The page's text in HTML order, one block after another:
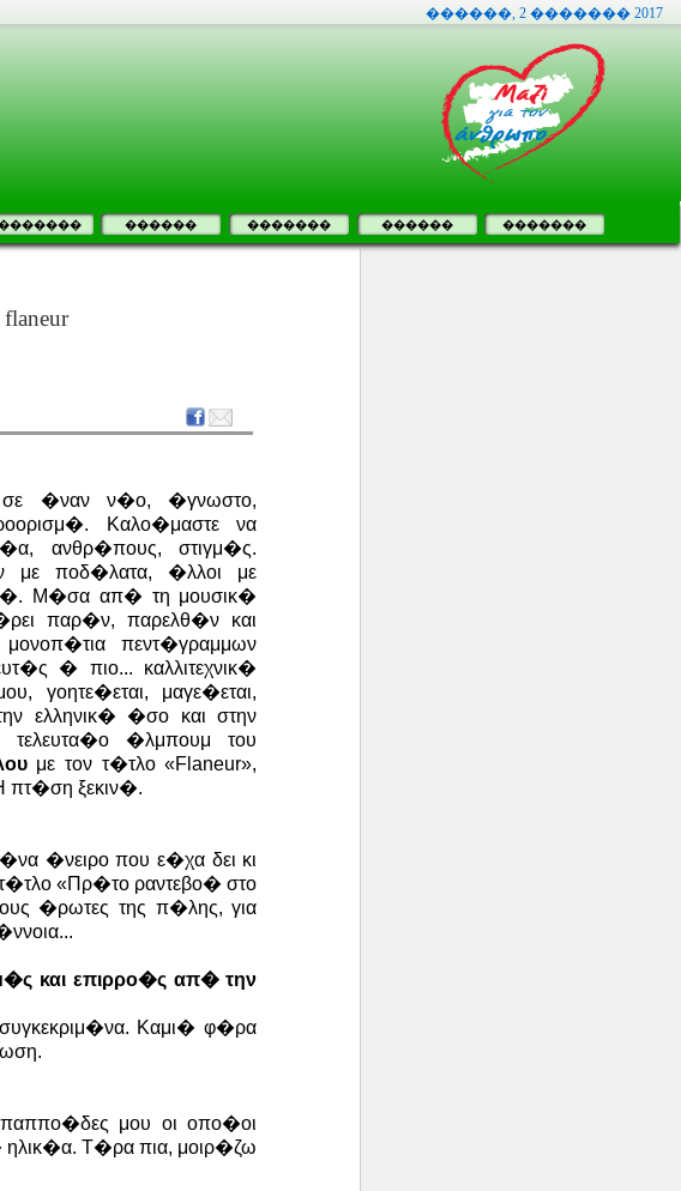
������, 2 ������� 2017
������ ������� ������ �������
�ναν ν�ο, �γνωστο,
Καλο�μαστε να
ανθρ�πους, στιγμ�ς.
με ποδ�λατα, �λλοι με
Μ�σα απ� τη μουσικ�
παρ�ν, παρελθ�ν και
πεντ�γραμμων
� πιο... καλλιτεχνικ�
γοητε�εται, μαγε�εται,
ελληνικ� �σο και στην
�λμπουμ του
με τον τ�τλο «Flaneur»,
πτ�ση ξεκιν�.
�νειρο που ε�χα δει κι
«Πρ�το ραντεβο� στο
�ρωτες της π�λης, για
και επιρρο�ς απ� την
Καμι� φ�ρα
μου οι οπο�οι
Τ�ρα πια, μοιρ�ζω